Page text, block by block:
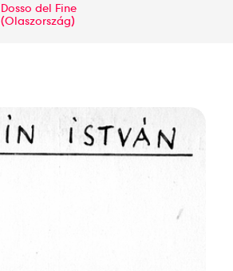
Dosso del Fine
(Olaszország)